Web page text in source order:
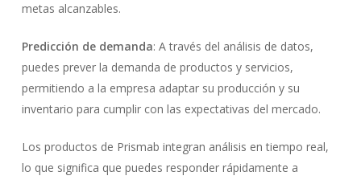
No hay productos en el carrito.
metas alcanzables.
Predicción de demanda: A través del análisis de datos,
puedes prever la demanda de productos y servicios,
permitiendo a la empresa adaptar su producción y su
inventario para cumplir con las expectativas del mercado.
Los productos de Prismab integran análisis en tiempo real,
lo que significa que puedes responder rápidamente a